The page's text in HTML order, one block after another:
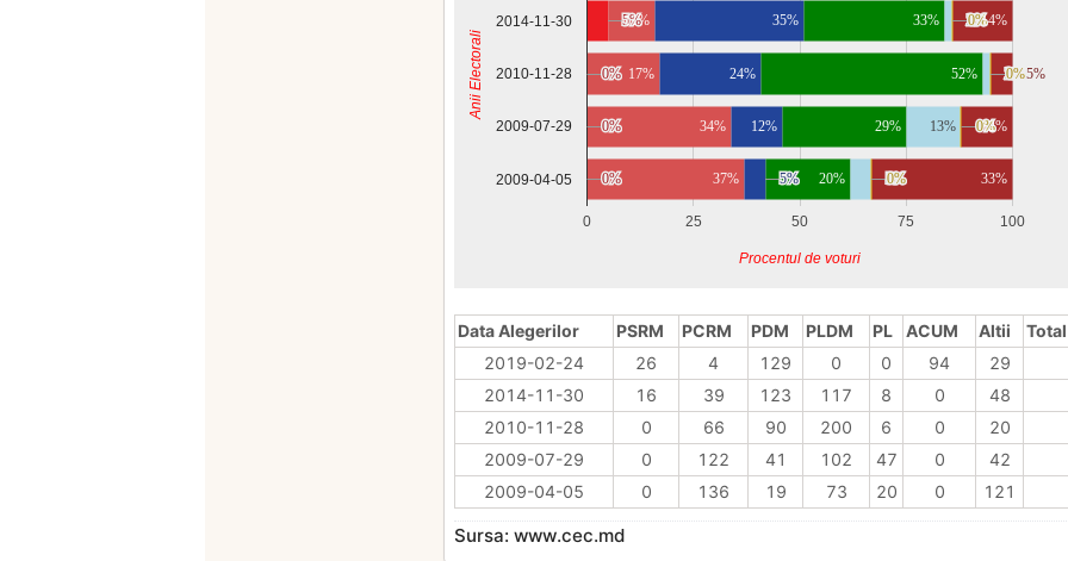
0 25 50 75 100
2014-11-30
2010-11-28
2009-07-29
2009-04-05
5%
5%
0%
0%
0%
0%
0%
0%
11%
17%
34%
37%
35%
24%
12%
5%
5%
33%
52%
29%
20%
2%
2%
2%
2%
13%
5%
5%
0%
0%
0%
0%
0%
0%
0%
0%
14%
5%
5%
12%
33%
Procentul de voturi
Anii Electorali
Data Alegerilor PSRM PCRM PDM PLDM PL ACUM Altii
2019-02-24
26 4 129 0 0 94 29
2014-11-30
16 39 123 117 8 0 48
2010-11-28
0 66 90 200 6 0 20
2009-07-29
0 122 41 102 47 0 42
2009-04-05
0 136 19 73 20 0 121
Sursa: www.cec.md